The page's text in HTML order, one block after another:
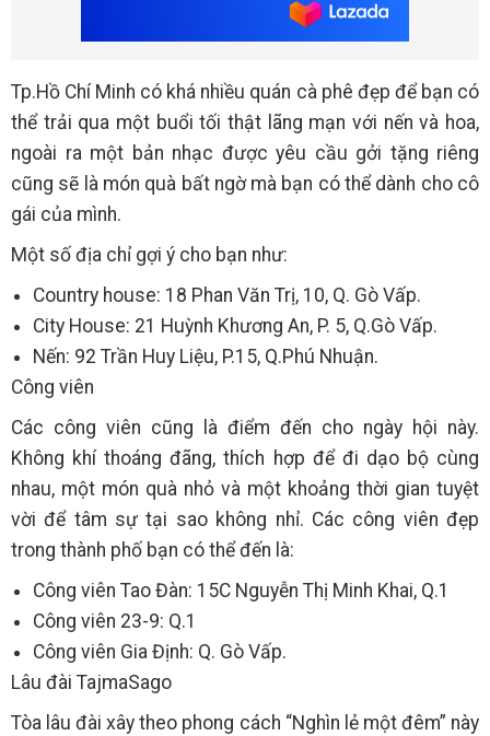
Tp.Hồ Chí Minh có khá nhiều quán cà phê đẹp để bạn có
thể trải qua một buổi tối thật lãng mạn với nến và hoa,
ngoài ra một bản nhạc được yêu cầu gởi tặng riêng
cũng sẽ là món quà bất ngờ mà bạn có thể dành cho cô
gái của mình.
Một số địa chỉ gợi ý cho bạn như:
Country house: 18 Phan Văn Trị, 10, Q. Gò Vấp.
City House: 21 Huỳnh Khương An, P. 5, Q.Gò Vấp.
Nến: 92 Trần Huy Liệu, P.15, Q.Phú Nhuận.
Công viên
Các công viên cũng là điểm đến cho ngày hội này.
Không khí thoáng đãng, thích hợp để đi dạo bộ cùng
nhau, một món quà nhỏ và một khoảng thời gian tuyệt
vời để tâm sự tại sao không nhỉ. Các công viên đẹp
trong thành phố bạn có thể đến là:
Công viên Tao Đàn: 15C Nguyễn Thị Minh Khai, Q.1
Công viên 23-9: Q.1
Công viên Gia Định: Q. Gò Vấp.
Lâu đài TajmaSago
Tòa lâu đài xây theo phong cách “Nghìn lẻ một đêm” này